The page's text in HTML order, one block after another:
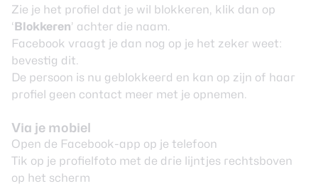
Zie je het profiel dat je wil blokkeren, klik dan op
‘Blokkeren’ achter die naam.
Facebook vraagt je dan nog op je het zeker weet:
bevestig dit.
De persoon is nu geblokkeerd en kan op zijn of haar
profiel geen contact meer met je opnemen.
Via je mobiel
Open de Facebook-app op je telefoon
Tik op je profielfoto met de drie lijntjes rechtsboven
op het scherm